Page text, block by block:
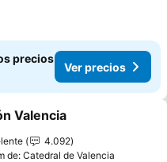
precios
Ver precios
a favoritos
Valencia
4.092
de: Catedral de Valencia